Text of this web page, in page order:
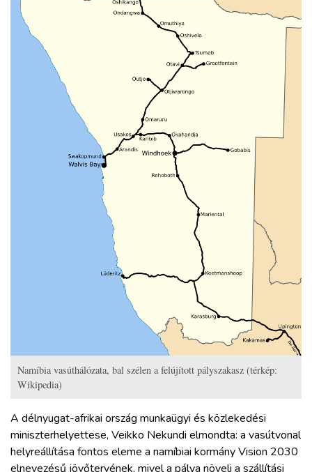
Namíbia vasúthálózata, bal szélen a felújított pályszakasz (térkép:
Wikipedia)
A délnyugat-afrikai ország munkaügyi és közlekedési
miniszterhelyettese, Veikko Nekundi elmondta: a vasútvonal
helyreállítása fontos eleme a namíbiai kormány Vision 2030
elnevezésű jövőtervének, mivel a pálya növeli a szállítási